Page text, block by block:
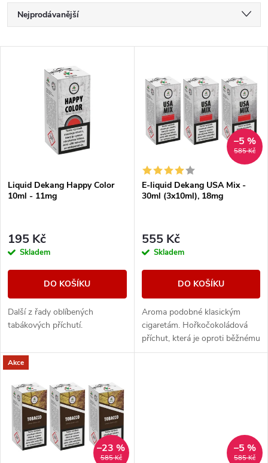
Ř
a
p
r
o
u
k
t
ů
Nejprodávanější
Nejdražší
Abecedně
s
p
r
o
d
u
k
t
ů
Liquid Dekang Happy Color
10ml - 11mg
195 Kč
Skladem
DO KOŠÍKU
Další z řady oblíbených
tabákových příchutí.
585 Kč
–5 %
E-liquid Dekang USA Mix -
30ml (3x10ml), 18mg
555 Kč
Skladem
DO KOŠÍKU
Aroma podobné klasickým
cigaretám. Hořkočokoládová
příchut, která je oproti běžnému
tabáku jemnější a nasládlejší. Z
Akce
585 Kč
–23 %
585 Kč
–5 %